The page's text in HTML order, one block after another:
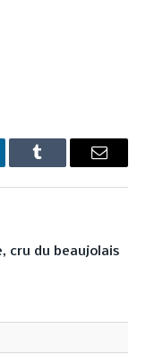
Tumblr Email
cru du beaujolais